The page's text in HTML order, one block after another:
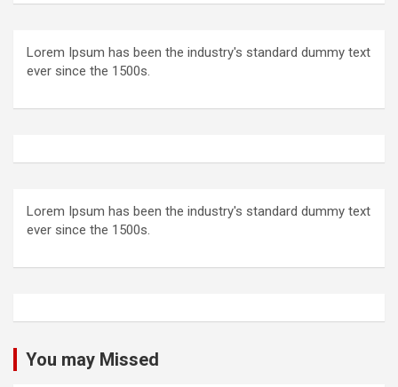
Lorem Ipsum has been the industry's standard dummy text
ever since the 1500s.
Lorem Ipsum has been the industry's standard dummy text
ever since the 1500s.
You may Missed